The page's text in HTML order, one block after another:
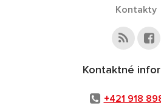
Kontakty
Kontaktné
+421 918